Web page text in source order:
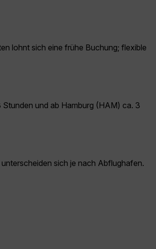
lohnt sich eine frühe Buchung; flexible
und ab Hamburg (HAM) ca. 3
sich je nach Abflughafen.